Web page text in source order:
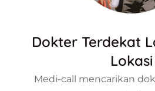
Dokter Terdekat
Lokasi
Medi-call mencarikan